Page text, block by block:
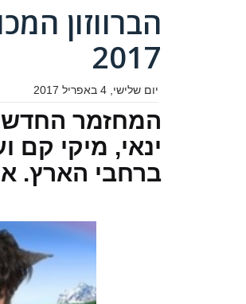
הברווזון
2017
יום שלישי, 4 באפריל 2017
המחזמר החדש
ברחבי הארץ.